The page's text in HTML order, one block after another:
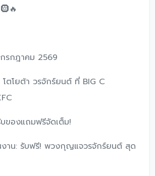
รกฎาคม 2569
โตโยต้า วรจักร์ยนต์ ที่ BIG C
ของแถมฟรีจัดเต็ม!
งาน: รับฟรี! พวงกุญแจวรจักร์ยนต์ สุด